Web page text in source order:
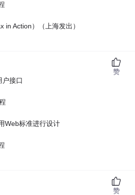
in Action）（上海发出）
接口
Web标准进行设计
赞
赞